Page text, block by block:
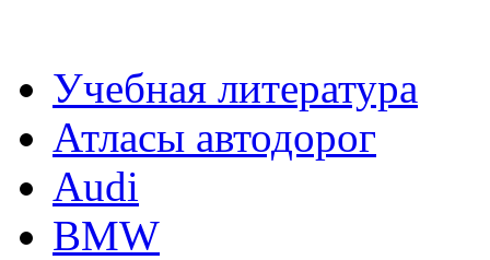
Учебная литература
Атласы автодорог
Audi
BMW